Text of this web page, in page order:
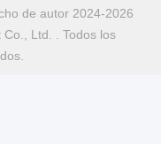
de autor 2024-2026
Ltd. . Todos los